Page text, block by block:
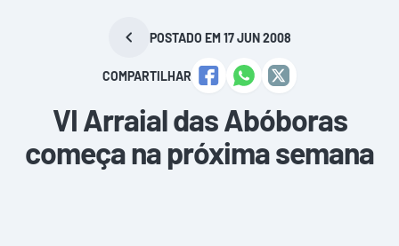
POSTADO EM 17 JUN 2008
COMPARTILHAR
VI Arraial das Abóboras
começa na próxima semana